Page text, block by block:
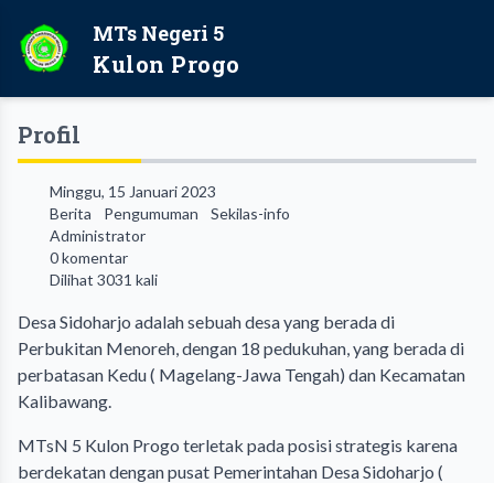
MTs Negeri 5
Kulon Progo
Profil
Minggu, 15 Januari 2023
Berita
Pengumuman
Sekilas-info
Administrator
0 komentar
Dilihat 3031 kali
Desa Sidoharjo adalah sebuah desa yang berada di
Perbukitan Menoreh, dengan 18 pedukuhan, yang berada di
perbatasan Kedu ( Magelang-Jawa Tengah) dan Kecamatan
Kalibawang.
MTsN 5 Kulon Progo terletak pada posisi strategis karena
berdekatan dengan pusat Pemerintahan Desa Sidoharjo (